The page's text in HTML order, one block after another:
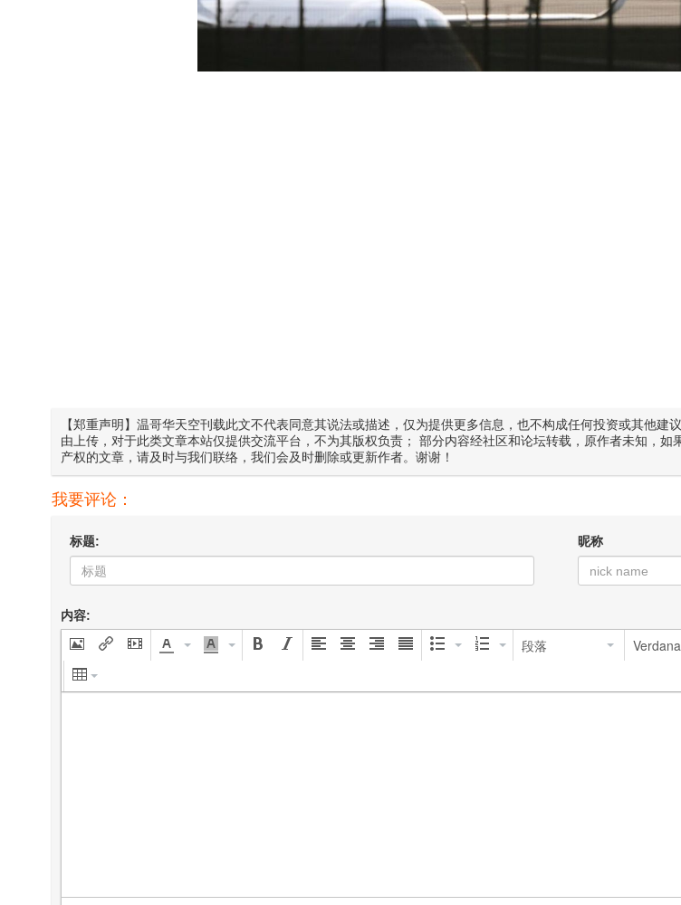
【郑重声明】温哥华天空刊载此文不代表同意其说法或描述，仅为提供更多信息，也不构成任何投资或其他建
由上传，对于此类文章本站仅提供交流平台，不为其版权负责； 部分内容经社区和论坛转载，原作者未知，如
产权的文章，请及时与我们联络，我们会及时删除或更新作者。谢谢！
我要评论：
标题: 昵称
内容:
段落 Verdana